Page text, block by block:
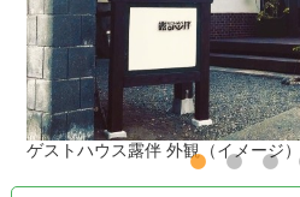
ゲストハウス露伴 外観（イメージ）